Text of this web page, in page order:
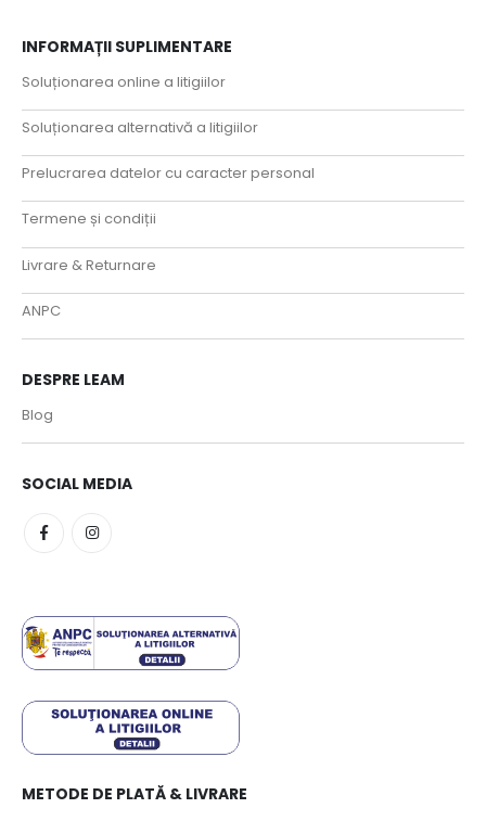
INFORMAȚII SUPLIMENTARE
Soluționarea online a litigiilor
Soluționarea alternativă a litigiilor
Prelucrarea datelor cu caracter personal
Termene și condiții
Livrare & Returnare
ANPC
DESPRE LEAM
Blog
SOCIAL MEDIA
METODE DE PLATĂ & LIVRARE